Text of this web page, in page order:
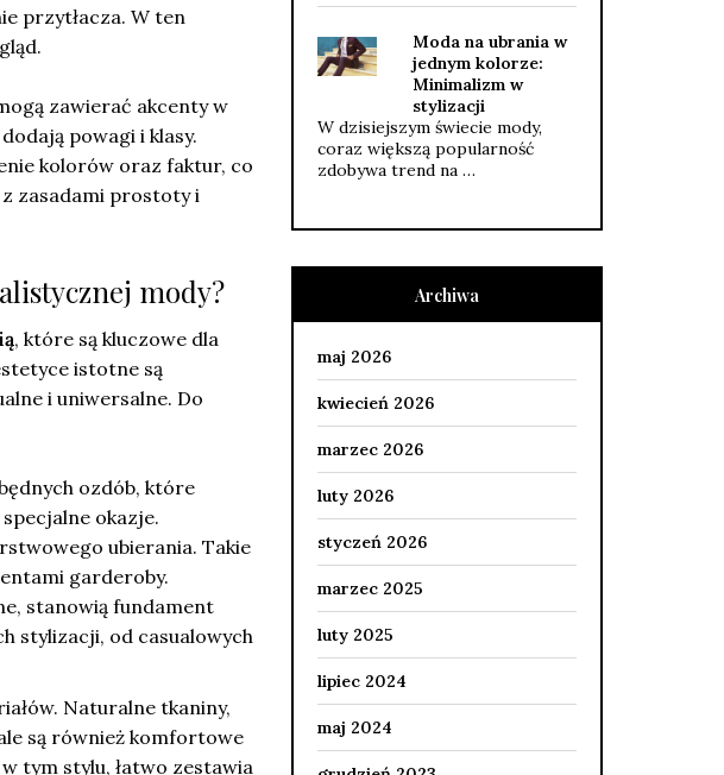
przytłacza. W ten
zawierać akcenty w
powagi i klasy.
kolorów oraz faktur, co
zasadami prostoty i
mody?
, które są kluczowe dla
istotne są
i uniwersalne. Do
ozdób, które
okazje.
ubierania. Takie
garderoby.
stanowią fundament
stylizacji, od casualowych
Naturalne tkaniny,
są również komfortowe
tym stylu, łatwo zestawia
Moda na ubrania w
jednym kolorze:
Minimalizm w
stylizacji
W dzisiejszym świecie mody,
coraz większą popularność
zdobywa trend na …
Archiwa
maj 2026
kwiecień 2026
marzec 2026
luty 2026
styczeń 2026
marzec 2025
luty 2025
lipiec 2024
maj 2024